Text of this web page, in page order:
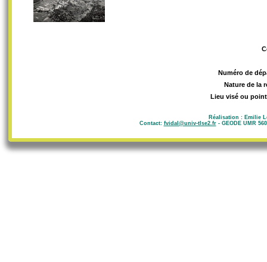
Numéro de
Nature de la
Lieu visé ou
Réalisation : Emilie
Contact: fvidal@univ-tlse2.fr- GEODE UMR